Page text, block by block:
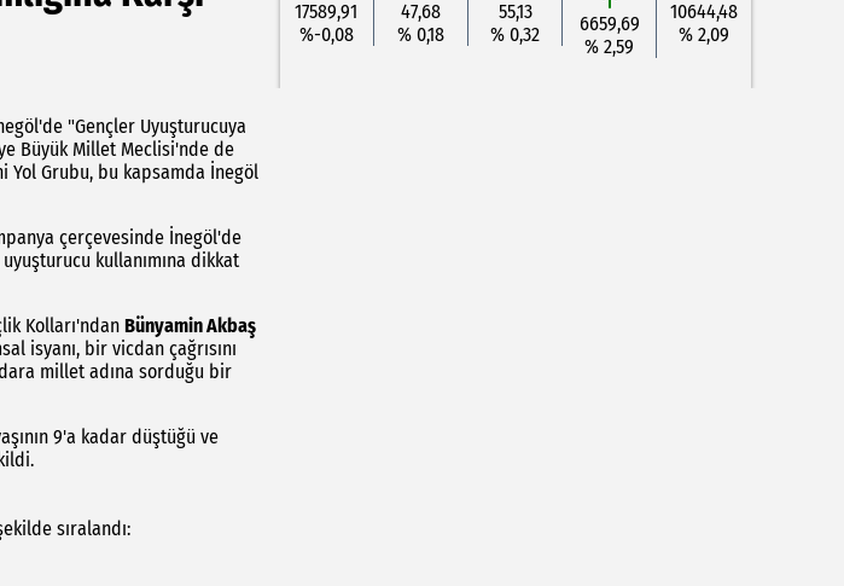
"Gençler Uyuşturucuya
Büyük Millet Meclisi'nde de
Yol Grubu, bu kapsamda İnegöl
çerçevesinde İnegöl'de
kullanımına dikkat
Kolları'ndan Bünyamin Akbaş
isyanı, bir vicdan çağrısını
millet adına sorduğu bir
9'a kadar düştüğü ve
sıralandı:
17589,91
%-0,08
47,68
% 0,18
55,13
% 0,32
6659,69
% 2,59
10644,48
% 2,09